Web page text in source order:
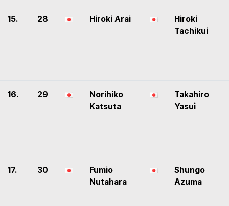
15. 28 Hiroki Arai
Hiroki
Tachikui
16. 29
Norihiko
Katsuta
Takahiro
Yasui
17. 30
Fumio
Nutahara
Shungo
Azuma